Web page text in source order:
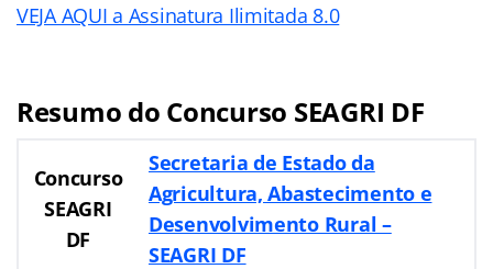
VEJA AQUI a Assinatura Ilimitada 8.0
Resumo do Concurso SEAGRI DF
Concurso
SEAGRI
DF
Secretaria de Estado da
Agricultura, Abastecimento e
Desenvolvimento Rural –
SEAGRI DF